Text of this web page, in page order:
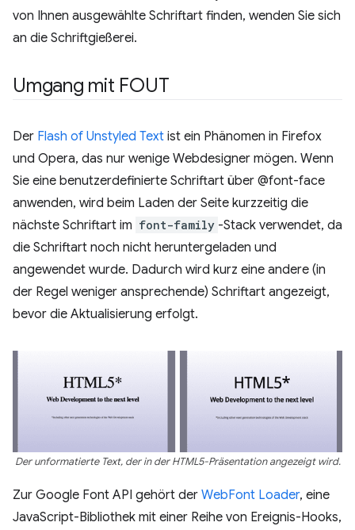
von Ihnen ausgewählte Schriftart finden, wenden Sie sich
an die Schriftgießerei.
Umgang mit FOUT
Der Flash of Unstyled Text ist ein Phänomen in Firefox
und Opera, das nur wenige Webdesigner mögen. Wenn
Sie eine benutzerdefinierte Schriftart über @font-face
anwenden, wird beim Laden der Seite kurzzeitig die
nächste Schriftart im font-family -Stack verwendet, da
die Schriftart noch nicht heruntergeladen und
angewendet wurde. Dadurch wird kurz eine andere (in
der Regel weniger ansprechende) Schriftart angezeigt,
bevor die Aktualisierung erfolgt.
Der unformatierte Text, der in der HTML5-Präsentation angezeigt wird.
Zur Google Font API gehört der WebFont Loader, eine
JavaScript-Bibliothek mit einer Reihe von Ereignis-Hooks,